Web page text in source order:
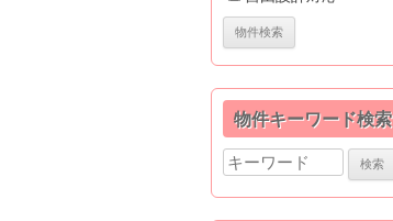
物件キーワード検索
Search
for: